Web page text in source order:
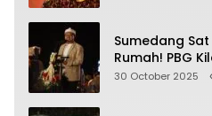
Sumedang
Rumah! PBG
Jadi Kunci!
30 October 2025